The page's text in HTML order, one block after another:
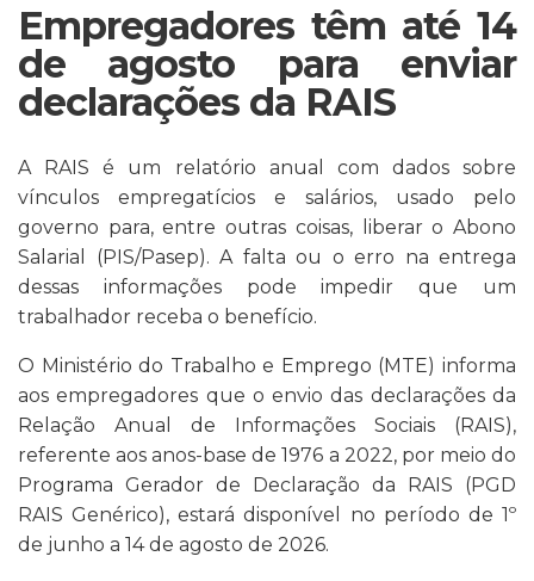
Empregadores têm até 14
de agosto para enviar
declarações da RAIS
A RAIS é um relatório anual com dados sobre
vínculos empregatícios e salários, usado pelo
governo para, entre outras coisas, liberar o Abono
Salarial (PIS/Pasep). A falta ou o erro na entrega
dessas informações pode impedir que um
trabalhador receba o benefício.
O Ministério do Trabalho e Emprego (MTE) informa
aos empregadores que o envio das declarações da
Relação Anual de Informações Sociais (RAIS),
referente aos anos-base de 1976 a 2022, por meio do
Programa Gerador de Declaração da RAIS (PGD
RAIS Genérico), estará disponível no período de 1º
de junho a 14 de agosto de 2026.